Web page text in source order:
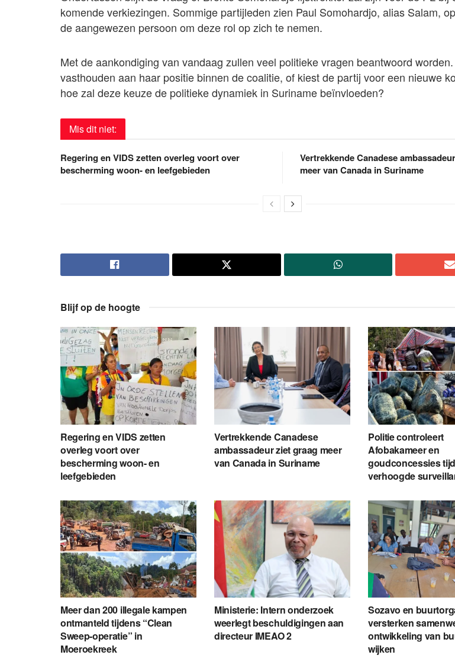
komende verkiezingen. Sommige partijleden zien Paul Somohardjo, alias Salam,
de aangewezen persoon om deze rol op zich te nemen.
Met de aankondiging van vandaag zullen veel politieke vragen beantwoord
vasthouden aan haar positie binnen de coalitie, of kiest de partij voor een nieuwe
hoe zal deze keuze de politieke dynamiek in Suriname beïnvloeden?
Mis dit niet:
Regering en VIDS zetten overleg voort over
bescherming woon- en leefgebieden
Vertrekkende Canadese
meer van Canada in Suriname
Blijf op de hoogte
Regering en VIDS zetten
overleg voort over
bescherming woon- en
leefgebieden
Vertrekkende Canadese
ambassadeur ziet graag meer
van Canada in Suriname
Politie controleert
Afobakameer en
goudconcessies
verhoogde
Meer dan 200 illegale kampen
ontmanteld tijdens “Clean
Sweep-operatie” in
Moeroekreek
Ministerie: Intern onderzoek
weerlegt beschuldigingen aan
directeur IMEAO 2
Sozavo en
versterken
ontwikkeling van
wijken